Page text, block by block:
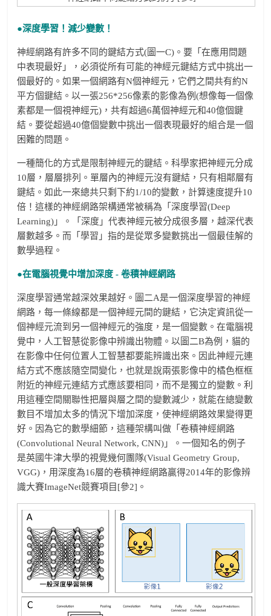
●深度學習！減少變數！
神經網路有許多不同的鍵結方式(圖一C)。要「在應用問題
中表現最好」，必須從所有可能的神經元鍵結方式中挑出一
個最好的。如果一個網路有N個神經元，它們之間共有約N
平方個鍵結。以一張256*256像素的影像為例(想像每一個像
素都是一個視神經元)，共有超過6萬個神經元和40億個鍵
結。要從超過40億個變數中挑出一個表現最好的組合是一個
困難的問題。
一種簡化的方式是限制神經元的鍵結。科學家把神經元分成
10層，層層排列。單層內的神經元沒有鍵結，只有相鄰層有
鍵結。如此一來總共只剩下約1/10的變數，計算速度提升10
倍！這樣的神經網路架構通常被稱為「深度學習(Deep
Learning)」。「深度」代表神經元被分成很多層，越深代表
層數越多。而「學習」指的是從眾多變數挑出一個最佳解的
數學過程。
●在電腦視覺中增加深度 - 卷積神經網路
深度學習通常越深效果越好。圖二A是一個深度學習的神經
網路，每一條線都是一個神經元間的鍵結，它決定資訊從一
個神經元流到另一個神經元的強度，是一個變數。在電腦視
覺中，人工智慧從影像中辨識出物體。以圖二B為例，貓的
在影像中任何位置人工智慧都要能辨識出來。因此神經元連
結方式不應該隨空間變化，也就是說兩張影像中的橘色框框
附近的神經元連結方式應該要相同，而不是獨立的變數。利
用這種空間關聯性把層與層之間的變數減少，就能在總變數
數目不增加太多的情況下增加深度，使神經網路效果變得更
好。因為它的數學細節，這種架構叫做「卷積神經網路
(Convolutional Neural Network, CNN)」。一個知名的例子
是英國牛津大學的視覺幾何團隊(Visual Geometry Group,
VGG)，用深度為16層的卷積神經網路贏得2014年的影像辨
識大賽ImageNet競賽項目[參2]。